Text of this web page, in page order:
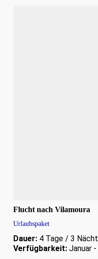
Flucht nach Vilamoura
Urlaubspaket
Dauer:4 Tage / 3
Verfügbarkeit:Januar -